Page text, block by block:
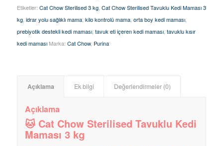
Etiketler: Cat Chow Sterilised 3 kg, Cat Chow Sterilised Tavuklu Kedi Maması 3
kg, idrar yolu sağlıklı mama, kilo kontrolü mama, orta boy kedi maması,
prebiyotik destekli kedi maması, tavuk eti içeren kedi maması, tavuklu kısır
kedi maması Marka: Cat Chow, Purina
Açıklama Ek bilgi Değerlendirmeler (0)
Açıklama
🐱 Cat Chow Sterilised Tavuklu Kedi
Maması 3 kg